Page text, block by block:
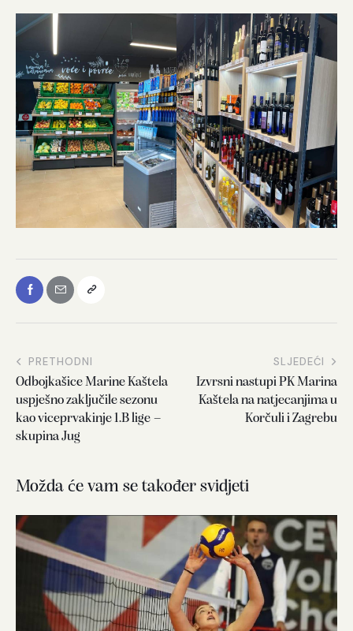
PRETHODNI
Odbojkašice Marine Kaštela
uspješno zaključile sezonu
kao viceprvakinje 1.B lige –
skupina Jug
SLJEDEĆI
Izvrsni nastupi PK Marina
Kaštela na natjecanjima u
Korčuli i Zagrebu
Možda će vam se također svidjeti